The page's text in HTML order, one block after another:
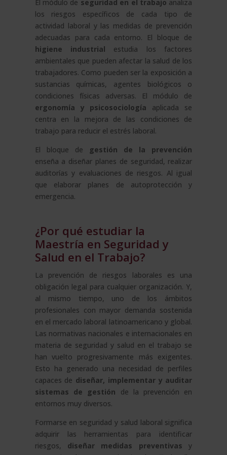
El módulo de seguridad en el trabajo analiza
los riesgos específicos de cada tipo de
actividad laboral y las medidas de prevención
adecuadas para cada entorno. El bloque de
higiene industrial estudia los factores
ambientales que pueden afectar la salud de los
trabajadores. Como pueden ser la exposición a
sustancias químicas, agentes biológicos o
condiciones físicas adversas. El módulo de
ergonomía y psicosociología aplicada se
centra en la mejora de las condiciones de
trabajo para reducir el estrés laboral.
El bloque de
gestión de la prevención
enseña a diseñar planes de seguridad, realizar
auditorías y evaluaciones de riesgos. Al igual
que elaborar planes de autoprotección y
emergencia.
¿Por qué estudiar la
Maestría en Seguridad y
Salud en el Trabajo?
La prevención de riesgos laborales es una
obligación legal para cualquier organización. Y,
al mismo tiempo, uno de los ámbitos
profesionales con mayor demanda sostenida
en el mercado laboral latinoamericano y global.
Las normativas nacionales e internacionales en
materia de seguridad y salud en el trabajo se
han vuelto progresivamente más exigentes.
Esto ha generado una necesidad de perfiles
capaces de diseñar, implementar y auditar
sistemas de gestión de la prevención en
entornos muy diversos.
Formarse en seguridad y salud laboral significa
adquirir las herramientas para identificar
riesgos, diseñar medidas preventivas y